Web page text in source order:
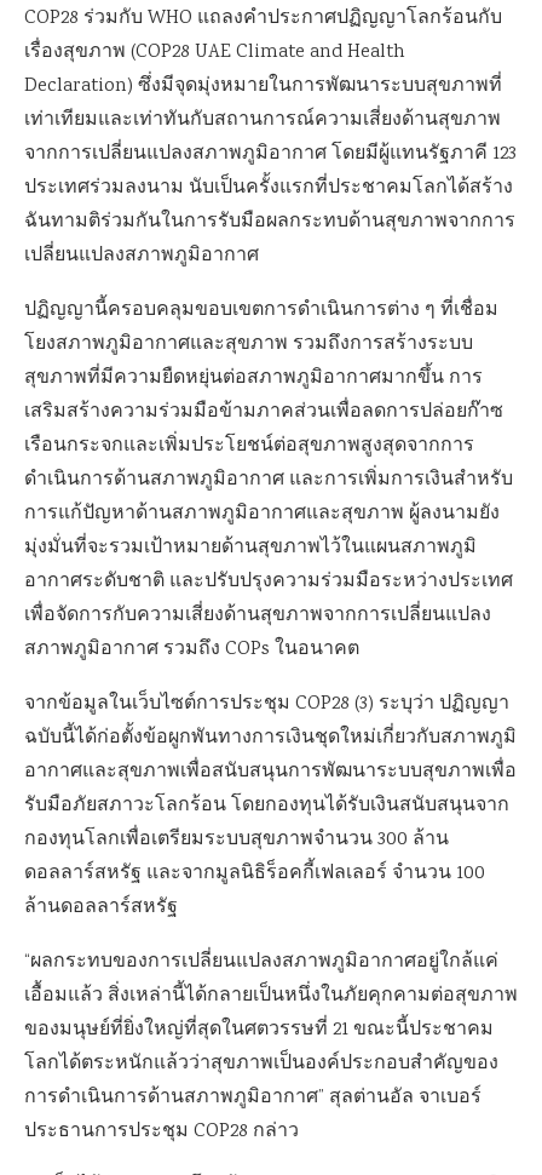
COP28 ร่วมกับ WHO แถลงคำประกาศปฏิญญาโลกร้อนกับ
เรื่องสุขภาพ (COP28 UAE Climate and Health
Declaration) ซึ่งมีจุดมุ่งหมายในการพัฒนาระบบสุขภาพที่
เท่าเทียมและเท่าทันกับสถานการณ์ความเสี่ยงด้านสุขภาพ
จากการเปลี่ยนแปลงสภาพภูมิอากาศ โดยมีผู้แทนรัฐภาคี 123
ประเทศร่วมลงนาม นับเป็นครั้งแรกที่ประชาคมโลกได้สร้าง
ฉันทามติร่วมกันในการรับมือผลกระทบด้านสุขภาพจากการ
เปลี่ยนแปลงสภาพภูมิอากาศ
ปฏิญญานี้ครอบคลุมขอบเขตการดำเนินการต่าง ๆ ที่เชื่อม
โยงสภาพภูมิอากาศและสุขภาพ รวมถึงการสร้างระบบ
สุขภาพที่มีความยืดหยุ่นต่อสภาพภูมิอากาศมากขึ้น การ
เสริมสร้างความร่วมมือข้ามภาคส่วนเพื่อลดการปล่อยก๊าซ
เรือนกระจกและเพิ่มประโยชน์ต่อสุขภาพสูงสุดจากการ
ดำเนินการด้านสภาพภูมิอากาศ และการเพิ่มการเงินสำหรับ
การแก้ปัญหาด้านสภาพภูมิอากาศและสุขภาพ ผู้ลงนามยัง
มุ่งมั่นที่จะรวมเป้าหมายด้านสุขภาพไว้ในแผนสภาพภูมิ
อากาศระดับชาติ และปรับปรุงความร่วมมือระหว่างประเทศ
เพื่อจัดการกับความเสี่ยงด้านสุขภาพจากการเปลี่ยนแปลง
สภาพภูมิอากาศ รวมถึง COPs ในอนาคต
จากข้อมูลในเว็บไซต์การประชุม COP28 (3) ระบุว่า ปฏิญญา
ฉบับนี้ได้ก่อตั้งข้อผูกพันทางการเงินชุดใหม่เกี่ยวกับสภาพภูมิ
อากาศและสุขภาพเพื่อสนับสนุนการพัฒนาระบบสุขภาพเพื่อ
รับมือภัยสภาวะโลกร้อน โดยกองทุนได้รับเงินสนับสนุนจาก
กองทุนโลกเพื่อเตรียมระบบสุขภาพจำนวน 300 ล้าน
ดอลลาร์สหรัฐ และจากมูลนิธิร็อคกี้เฟลเลอร์ จำนวน 100
ล้านดอลลาร์สหรัฐ
“ผลกระทบของการเปลี่ยนแปลงสภาพภูมิอากาศอยู่ใกล้แค่
เอื้อมแล้ว สิ่งเหล่านี้ได้กลายเป็นหนึ่งในภัยคุกคามต่อสุขภาพ
ของมนุษย์ที่ยิ่งใหญ่ที่สุดในศตวรรษที่ 21 ขณะนี้ประชาคม
โลกได้ตระหนักแล้วว่าสุขภาพเป็นองค์ประกอบสำคัญของ
การดำเนินการด้านสภาพภูมิอากาศ” สุลต่านอัล จาเบอร์
ประธานการประชุม COP28 กล่าว